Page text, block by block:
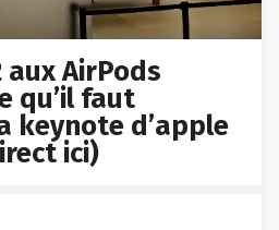
aux AirPods
qu’il faut
keynote d’apple
ici)